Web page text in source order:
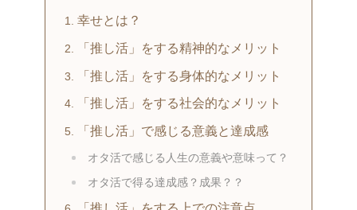
幸せとは？
「推し活」をする精神的なメリット
「推し活」をする身体的なメリット
「推し活」をする社会的なメリット
「推し活」で感じる意義と達成感
オタ活で感じる人生の意義や意味って？
オタ活で得る達成感？成果？？